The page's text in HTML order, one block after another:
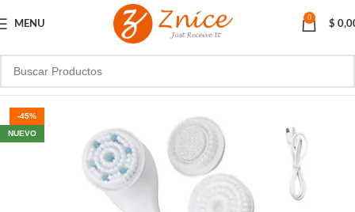
MENU
0
$
-45%
NUEVO